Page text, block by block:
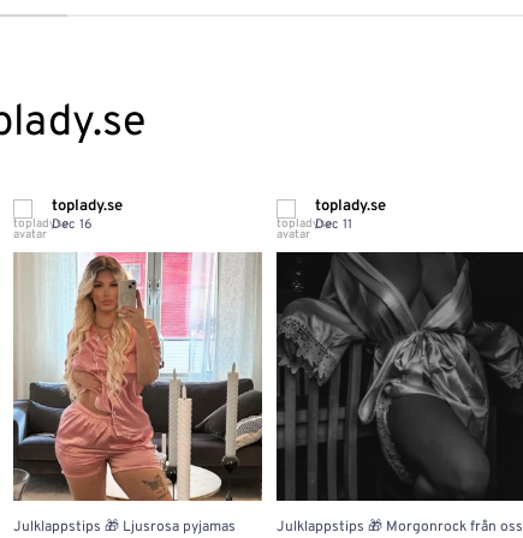
toplady.se
Dec 16
Julklappstips 🎁 Ljusrosa pyjamas
toplady.se
Dec 11
Julklappstips 🎁 Morgonrock från oss